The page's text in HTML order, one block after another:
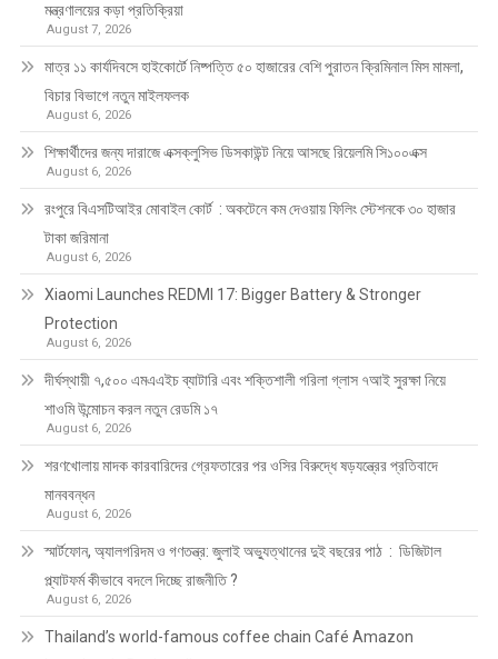
মন্ত্রণালয়ের কড়া প্রতিক্রিয়া
August 7, 2026
মাত্র ১১ কার্যদিবসে হাইকোর্টে নিষ্পত্তি ৫০ হাজারের বেশি পুরাতন ক্রিমিনাল মিস মামলা,
বিচার বিভাগে নতুন মাইলফলক
August 6, 2026
শিক্ষার্থীদের জন্য দারাজে এক্সক্লুসিভ ডিসকাউন্ট নিয়ে আসছে রিয়েলমি সি১০০এক্স
August 6, 2026
রংপুরে বিএসটিআইর মোবাইল কোর্ট : অকটেনে কম দেওয়ায় ফিলিং স্টেশনকে ৩০ হাজার
টাকা জরিমানা
August 6, 2026
Xiaomi Launches REDMI 17: Bigger Battery & Stronger
Protection
August 6, 2026
দীর্ঘস্থায়ী ৭,৫০০ এমএএইচ ব্যাটারি এবং শক্তিশালী গরিলা গ্লাস ৭আই সুরক্ষা নিয়ে
শাওমি উন্মোচন করল নতুন রেডমি ১৭
August 6, 2026
শরণখোলায় মাদক কারবারিদের গ্রেফতারের পর ওসির বিরুদ্ধে ষড়যন্ত্রের প্রতিবাদে
মানববন্ধন
August 6, 2026
স্মার্টফোন, অ্যালগরিদম ও গণতন্ত্র: জুলাই অভ্যুত্থানের দুই বছরের পাঠ : ডিজিটাল
প্ল্যাটফর্ম কীভাবে বদলে দিচ্ছে রাজনীতি ?
August 6, 2026
Thailand’s world-famous coffee chain Café Amazon